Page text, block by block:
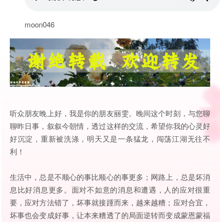
moon046
听众朋友晚上好，我是你的朋友丽雯。晚间这个时刻，与您聊
聊昨日事，叙叙今朝情，透过这样的交流，希望你我的心灵好
好沉淀，重新被洗涤，明天又是一条猛龙，闯荡江湖无往不
利！
生活中，总是不顺心的事比顺心的事更多；网路上，总是坏消
息比好消息更多。面对不如意的消息和遭遇，人的应对很重
要，应对方法错了，坏事就接踵而来，越来越糟；应对合宜，
坏事也会变成好事，让本来糟透了的局面逆转而变成蒙恩蒙福